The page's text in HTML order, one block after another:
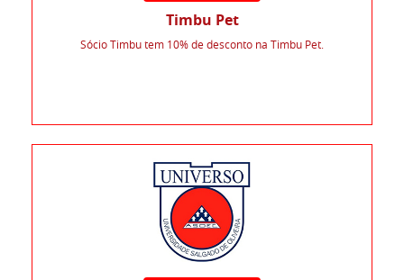
Timbu Pet
Sócio Timbu tem 10% de desconto na Timbu Pet.